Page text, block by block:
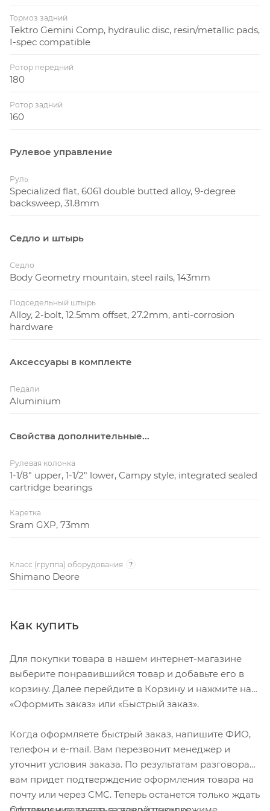
Тормоз задний
Tektro Gemini Comp, hydraulic disc, resin/metallic pads,
I-spec compatible
Ротор передний
180
Ротор задний
160
Рулевое управление
Руль
Specialized flat, 6061 double butted alloy, 9-degree
backsweep, 31.8mm
Седло и штырь
Седло
Body Geometry mountain, steel rails, 143mm
Подседельный штырь
Alloy, 2-bolt, 12.5mm offset, 27.2mm, anti-corrosion
hardware
Аксессуары в комплекте
Педали
Aluminium
Свойства дополнительные...
Рулевая колонка
1-1/8" upper, 1-1/2" lower, Campy style, integrated sealed
cartridge bearings
Каретка
Sram GXP, 73mm
Класс (группа) оборудования ?
Shimano Deore
Как купить
Для покупки товара в нашем интернет-магазине
выберите понравившийся товар и добавьте его в
корзину. Далее перейдите в Корзину и нажмите на
«Оформить заказ» или «Быстрый заказ».
Когда оформляете быстрый заказ, напишите ФИО,
телефон и e-mail. Вам перезвонит менеджер и
уточнит условия заказа. По результатам разговора
вам придет подтверждение оформления товара на
почту или через СМС. Теперь останется только ждать